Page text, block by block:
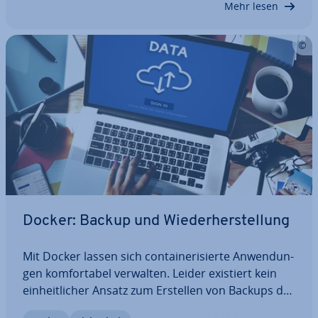
Mehr lesen
Docker: Backup und Wie­der­her­stel­lung
Mit Docker lassen sich con­tai­ne­ri­sier­te An­wen­dun­
gen kom­for­ta­bel verwalten. Leider existiert kein
ein­heit­li­cher Ansatz zum Erstellen von Backups der